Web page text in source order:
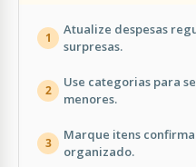
1
Atualize despesas
surpresas.
2
Use categorias para
menores.
3
Marque itens
organizado.